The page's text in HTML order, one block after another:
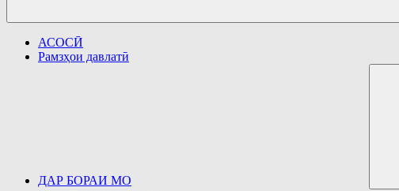
АСОСӢ
Рамзҳои давлатӣ
ДАР БОРАИ МО